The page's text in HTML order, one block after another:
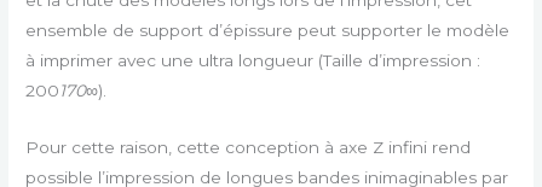
ensemble de support d’épissure peut supporter le modèle
à imprimer avec une ultra longueur (Taille d’impression :
200170∞).
Pour cette raison, cette conception à axe Z infini rend
possible l’impression de longues bandes inimaginables par